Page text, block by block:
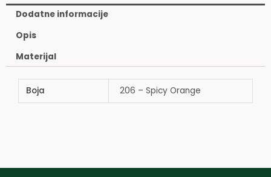
Dodatne informacije
Opis
Materijal
Boja 206 – Spicy Orange